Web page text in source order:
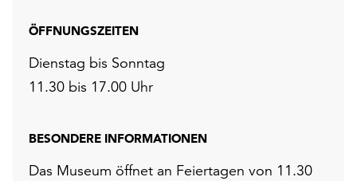
ÖFFNUNGSZEITEN
Dienstag bis Sonntag
11.30 bis 17.00 Uhr
BESONDERE INFORMATIONEN
Das Museum öffnet an Feiertagen von 11.30